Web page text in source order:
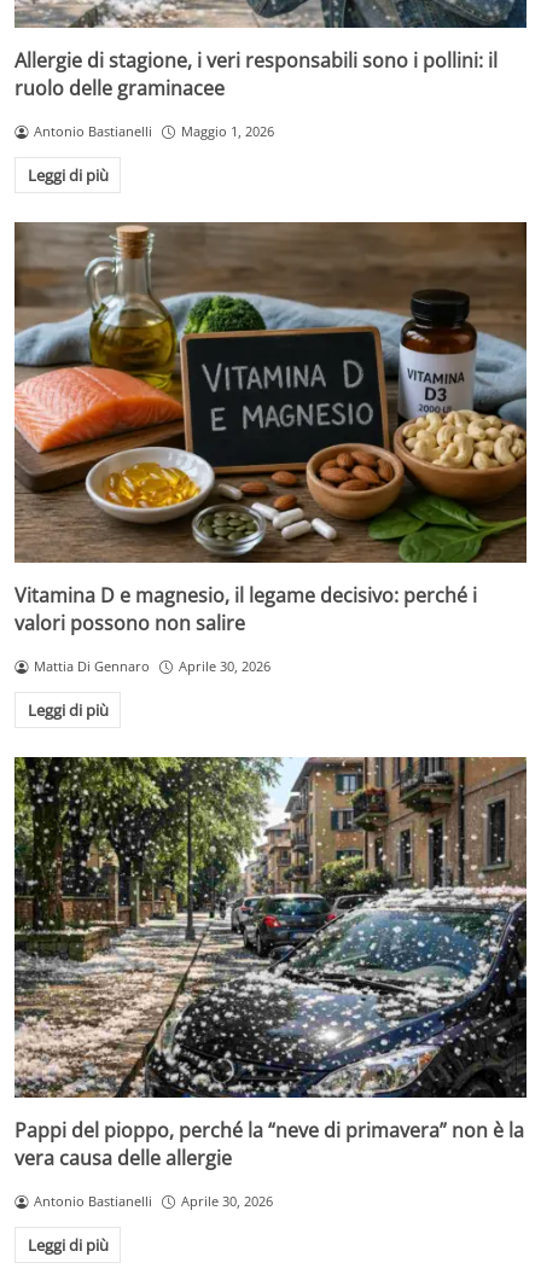
Allergie di stagione, i veri responsabili sono i pollini: il
ruolo delle graminacee
Antonio Bastianelli Maggio 1, 2026
Leggi di più
Vitamina D e magnesio, il legame decisivo: perché i
valori possono non salire
Mattia Di Gennaro Aprile 30, 2026
Leggi di più
Pappi del pioppo, perché la “neve di primavera” non è la
vera causa delle allergie
Antonio Bastianelli Aprile 30, 2026
Leggi di più